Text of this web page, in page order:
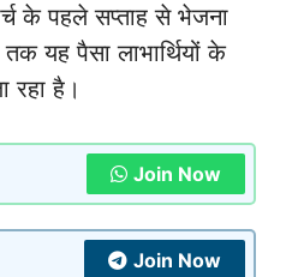
के पहले सप्ताह से भेजना
यह पैसा लाभार्थियों के
रहा है।
Join Now
Join Now